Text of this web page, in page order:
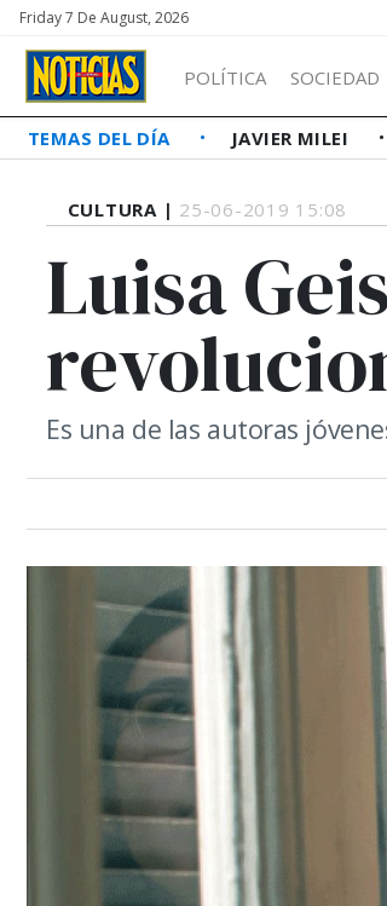
Friday 7 De August, 2026
POLÍTICA SOCIEDAD
TEMAS DEL DÍA JAVIER MILEI
CULTURA | 25-06-2019 15:08
Luisa
Es una de las autoras